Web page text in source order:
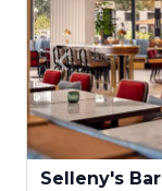
Selleny's